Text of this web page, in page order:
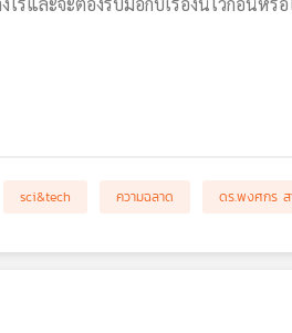
sci&tech ความฉลาด ดร.พงศกร ส